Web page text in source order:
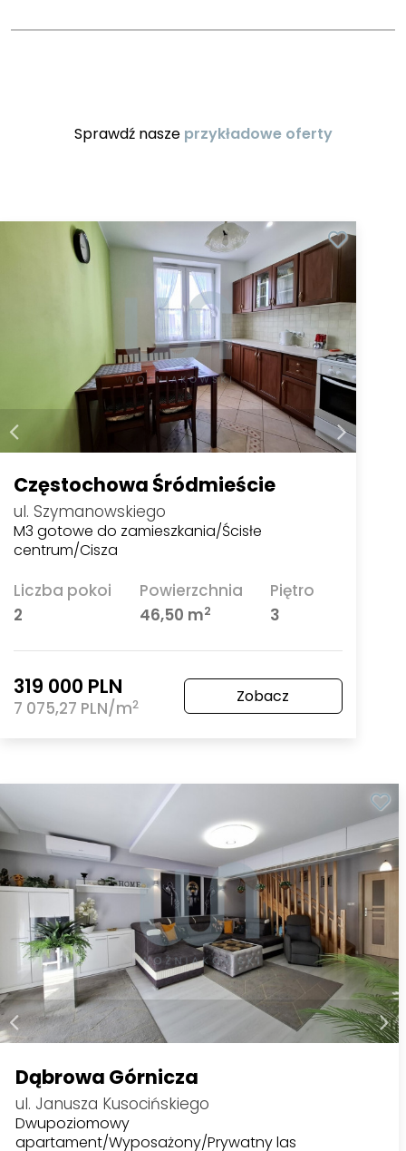
Sprawdź nasze przykładowe oferty
Częstochowa Śródmieście
ul. Szymanowskiego
M3 gotowe do zamieszkania/Ścisłe
centrum/Cisza
Liczba pokoi
2
Powierzchnia
46,50 m2
Piętro
3
319 000 PLN
7 075,27 PLN/m2 Zobacz
Dąbrowa Górnicza
ul. Janusza Kusocińskiego
Dwupoziomowy
apartament/Wyposażony/Prywatny las